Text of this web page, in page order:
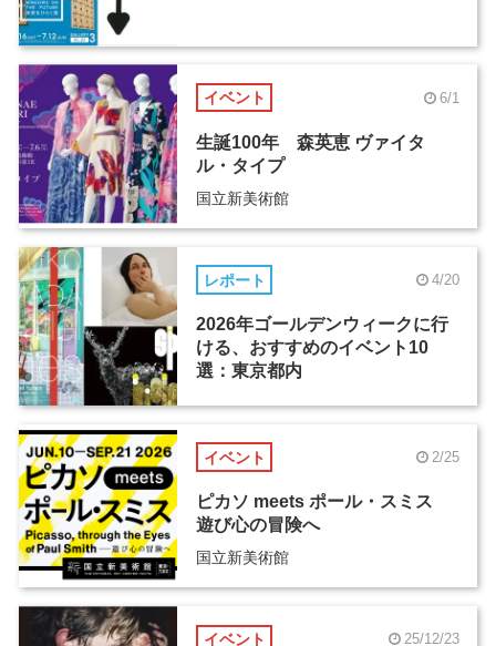
イベント 6/1
生誕100年 森英恵 ヴァイタ
ル・タイプ
国立新美術館
レポート 4/20
2026年ゴールデンウィークに行
ける、おすすめのイベント10
選：東京都内
イベント 2/25
ピカソ meets ポール・スミス
遊び心の冒険へ
国立新美術館
イベント 25/12/23